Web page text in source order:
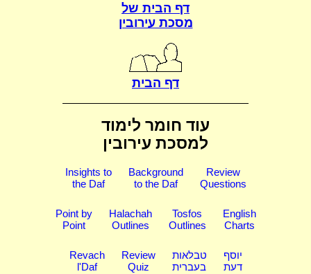
דף הבית של
מסכת עירובין
דף הבית
עוד חומר לימוד
למסכת עירובין
Insights to
the Daf
Background
to the Daf
Review
Questions
Point by
Point
Halachah
Outlines
Tosfos
Outlines
English
Charts
Revach
l'Daf
Review
Quiz
טבלאות
בעברית
יוסף
דעת